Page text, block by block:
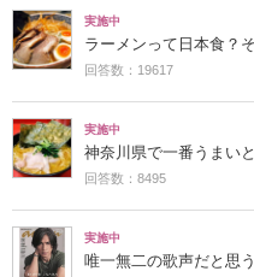
実施中
ラーメンって日本食？
回答数：19617
実施中
神奈川県で一番うまい
回答数：8495
実施中
唯一無二の歌声だと思